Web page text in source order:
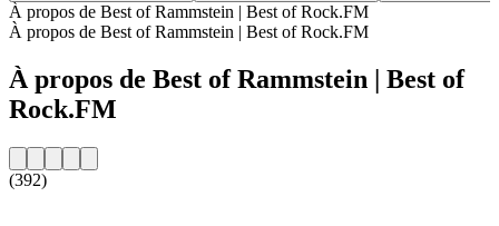
À propos de Best of Rammstein | Best of Rock.FM
À propos de Best of Rammstein | Best of Rock.FM
À propos de Best of Rammstein | Best of
Rock.FM
(392)